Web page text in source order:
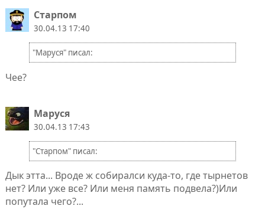
Старпом
30.04.13 17:40
"Маруся" писал:
Чее?
Маруся
30.04.13 17:43
"Старпом" писал:
Дык этта... Вроде ж собиралси куда-то, где тырнетов
нет? Или уже все? Или меня память подвела?)Или
попутала чего?...